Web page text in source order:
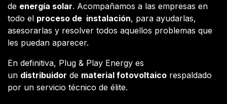
de energía solar. Acompañamos a las empresas en
todo el proceso de instalación, para ayudarlas,
asesorarlas y resolver todos aquellos problemas que
les puedan aparecer.
En definitiva, Plug & Play Energy es
un distribuidor de material fotovoltaico respaldado
por un servicio técnico de élite.